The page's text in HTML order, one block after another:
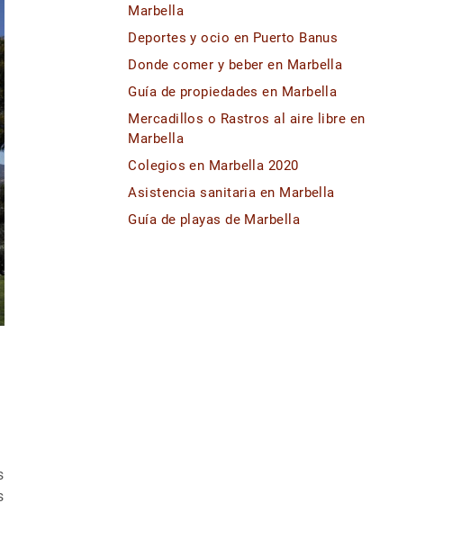
Marbella
Deportes y ocio en Puerto Banus
Donde comer y beber en Marbella
Guía de propiedades en Marbella
Mercadillos o Rastros al aire libre en
Marbella
Colegios en Marbella 2020
Asistencia sanitaria en Marbella
Guía de playas de Marbella